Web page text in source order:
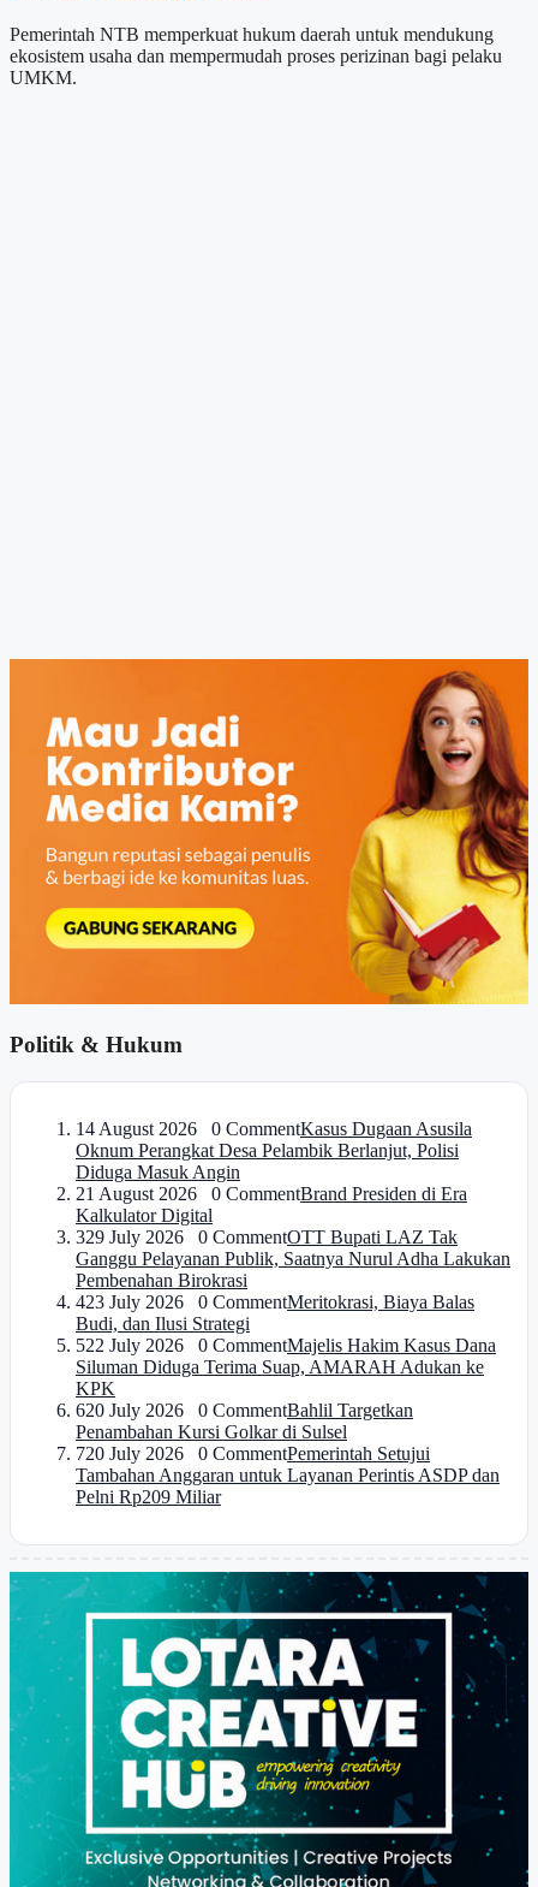
Pemerintah NTB memperkuat hukum daerah untuk mendukung
ekosistem usaha dan mempermudah proses perizinan bagi pelaku
UMKM.
Politik & Hukum
14 August 2026 0 CommentKasus Dugaan Asusila
Oknum Perangkat Desa Pelambik Berlanjut, Polisi
Diduga Masuk Angin
21 August 2026 0 CommentBrand Presiden di Era
Kalkulator Digital
329 July 2026 0 CommentOTT Bupati LAZ Tak
Ganggu Pelayanan Publik, Saatnya Nurul Adha Lakukan
Pembenahan Birokrasi
423 July 2026 0 CommentMeritokrasi, Biaya Balas
Budi, dan Ilusi Strategi
522 July 2026 0 CommentMajelis Hakim Kasus Dana
Siluman Diduga Terima Suap, AMARAH Adukan ke
KPK
620 July 2026 0 CommentBahlil Targetkan
Penambahan Kursi Golkar di Sulsel
720 July 2026 0 CommentPemerintah Setujui
Tambahan Anggaran untuk Layanan Perintis ASDP dan
Pelni Rp209 Miliar